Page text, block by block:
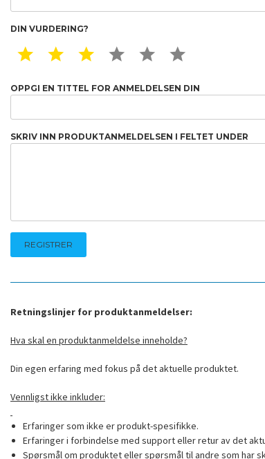
DIN VURDERING?
1 STAR2 STAR3 STAR4 STAR5 STAR
OPPGI EN TITTEL FOR ANMELDELSEN DIN
SKRIV INN PRODUKTANMELDELSEN I FELTET UNDER
Retningslinjer for produktanmeldelser:
Hva skal en produktanmeldelse inneholde?
Din egen erfaring med fokus på det aktuelle produktet.
Vennligst ikke inkluder:
Erfaringer som ikke er produkt-spesifikke.
Erfaringer i forbindelse med support eller retur av det
Spørsmål om produktet eller spørsmål til andre som har